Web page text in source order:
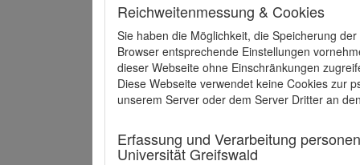
Reichweitenmessung & Cookies
Sie haben die Möglichkeit, die Speicherung
Browser entsprechende Einstellungen
dieser Webseite ohne Einschränkungen
Diese Webseite verwendet keine Cookies zur
unserem Server oder dem Server Dritter an
Erfassung und Verarbeitung
Universität Greifswald